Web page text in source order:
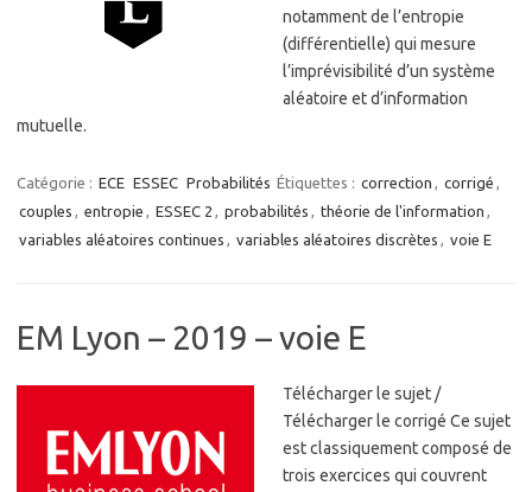
notamment de l’entropie
(différentielle) qui mesure
l’imprévisibilité d’un système
aléatoire et d’information
mutuelle.
Catégorie : ECE ESSEC Probabilités Étiquettes : correction , corrigé ,
couples , entropie , ESSEC 2 , probabilités , théorie de l'information ,
variables aléatoires continues , variables aléatoires discrètes , voie E
EM Lyon – 2019 – voie E
Télécharger le sujet /
Télécharger le corrigé Ce sujet
est classiquement composé de
trois exercices qui couvrent